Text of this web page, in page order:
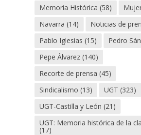
Memoria Histórica (58)
Navarra (14) Noticias de
Pablo Iglesias (15) Pedro
Pepe Álvarez (140)
Recorte de prensa (45)
Sindicalismo (13) UGT (323)
UGT-Castilla y León (21)
UGT: Memoria histórica de la
(17)